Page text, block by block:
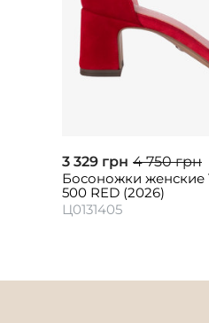
3 329 грн 4 750 грн
Босоножки женские
500 RED (2026)
Ц0131405